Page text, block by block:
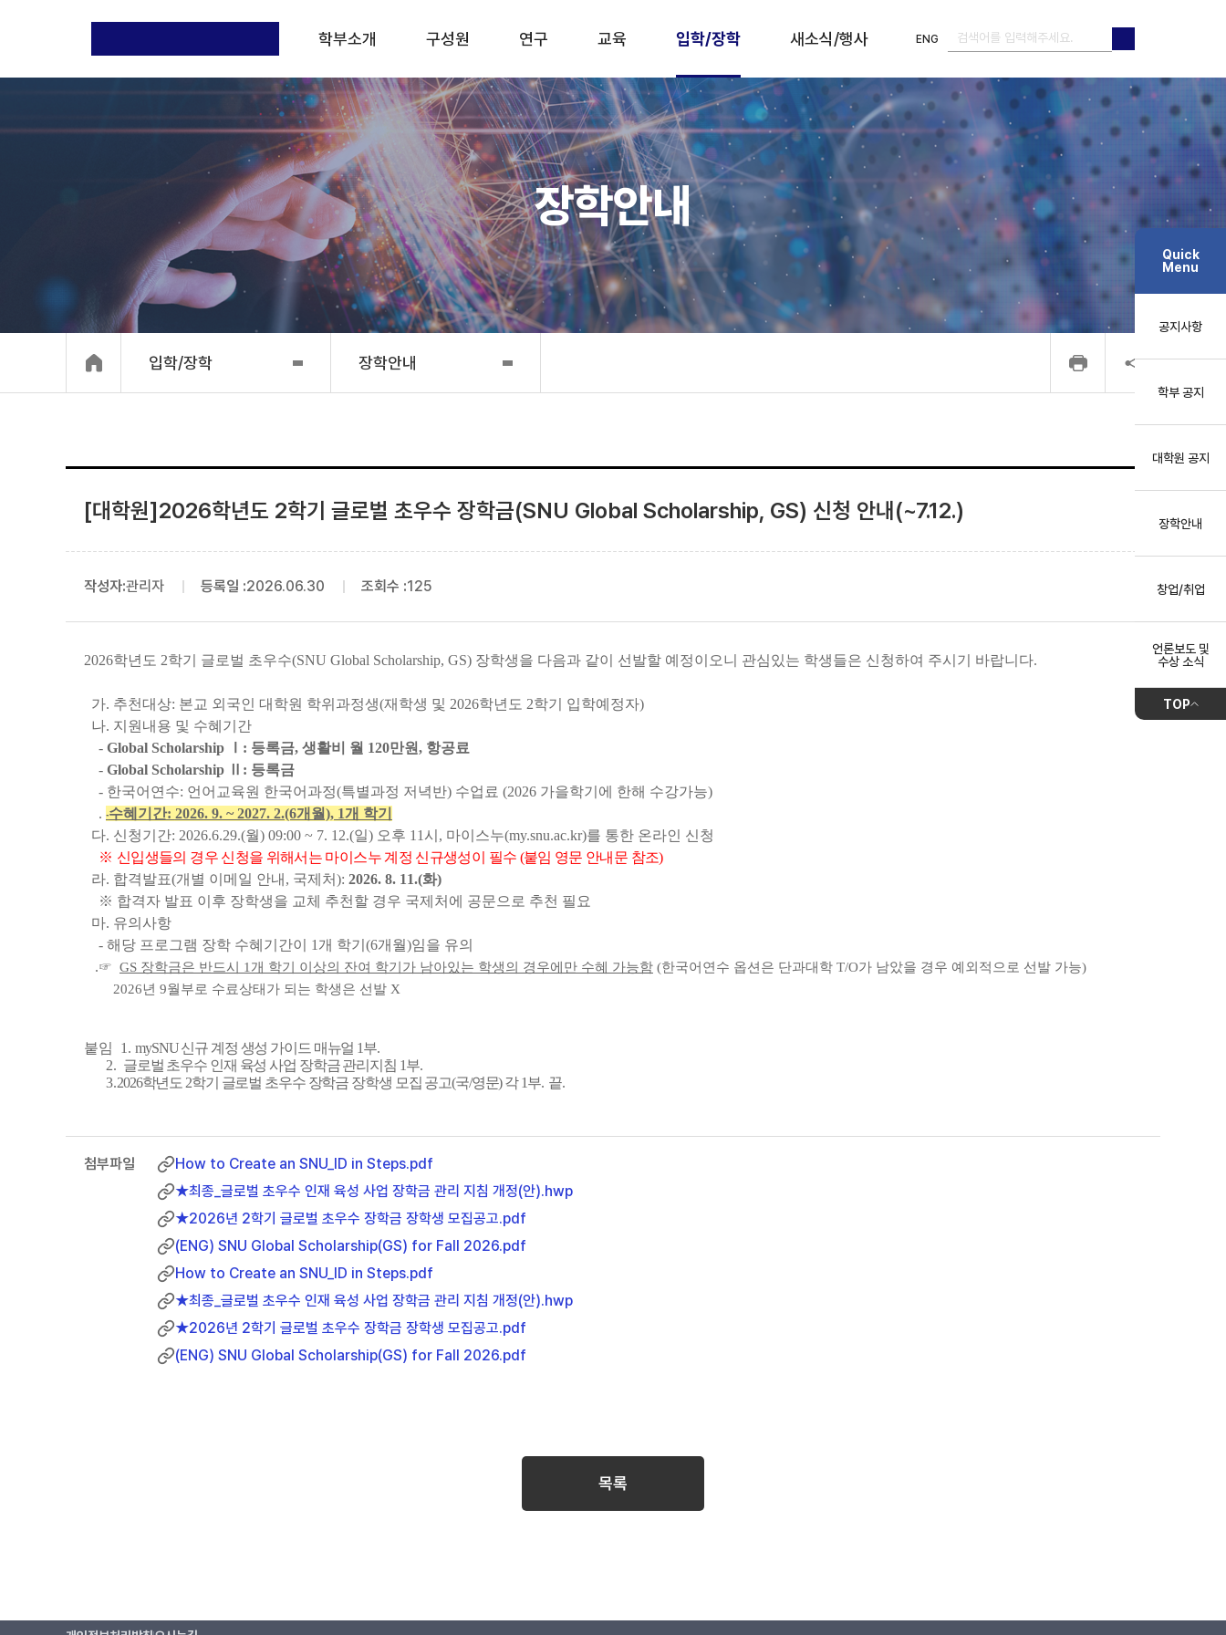
학부소개 구성원 연구 교육 입학/장학 새소식/행사 ENG
장학안내
입학/장학 장학안내
[대학원]2026학년도 2학기 글로벌 초우수 장학금(SNU Global Scholarship, GS) 신청 안내(~7.12.)
작성자:관리자 등록일 :2026.06.30 조회수 :125
2026학년도 2학기 글로벌 초우수(SNU Global Scholarship, GS) 장학생을 다음과 같이 선발할 예정이오니 관심있는 학생들은 신청하여 주시기 바랍니다.
가. 추천대상: 본교 외국인 대학원 학위과정생(재학생 및 2026학년도 2학기 입학예정자)
나. 지원내용 및 수혜기간
- Global Scholarship Ⅰ: 등록금, 생활비 월 120만원, 항공료
- Global Scholarship Ⅱ: 등록금
- 한국어연수: 언어교육원 한국어과정(특별과정 저녁반) 수업료 (2026 가을학기에 한해 수강가능)
. -수혜기간: 2026. 9. ~ 2027. 2.(6개월), 1개 학기
다. 신청기간: 2026.6.29.(월) 09:00 ~ 7. 12.(일) 오후 11시 , 마이스누(my.snu.ac.kr)를 통한 온라인 신청
※ 신입생들의 경우 신청을 위해서는 마이스누 계정 신규생성이 필수 (붙임 영문 안내문 참조)
라. 합격발표(개별 이메일 안내, 국제처): 2026. 8. 11.(화)
※ 합격자 발표 이후 장학생을 교체 추천할 경우 국제처에 공문으로 추천 필요
마. 유의사항
- 해당 프로그램 장학 수혜기간이 1개 학기(6개월)임을 유의
.☞ GS 장학금은 반드시 1개 학기 이상의 잔여 학기가 남아있는 학생의 경우에만 수혜 가능함 (한국어연수 옵션은 단과대학 T/O가 남았을 경우 예외적으로 선발 가능)
2026년 9월부로 수료상태가 되는 학생은 선발 X
붙임 1. mySNU 신규 계정 생성 가이드 매뉴얼 1부.
2. 글로벌 초우수 인재 육성 사업 장학금 관리지침 1부.
3.2026학년도 2학기 글로벌 초우수 장학금 장학생 모집 공고(국/영문) 각 1부. 끝.
How to Create an SNU_ID in Steps.pdf
★최종_글로벌 초우수 인재 육성 사업 장학금 관리 지침 개정(안).hwp
★2026년 2학기 글로벌 초우수 장학금 장학생 모집공고.pdf
(ENG) SNU Global Scholarship(GS) for Fall 2026.pdf
How to Create an SNU_ID in Steps.pdf
★최종_글로벌 초우수 인재 육성 사업 장학금 관리 지침 개정(안).hwp
★2026년 2학기 글로벌 초우수 장학금 장학생 모집공고.pdf
(ENG) SNU Global Scholarship(GS) for Fall 2026.pdf
목록
Quick
Menu
공지사항
학부 공지
대학원 공지
장학안내
창업/취업
언론보도 및
수상 소식
TOP